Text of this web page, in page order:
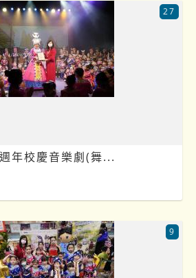
年校慶音樂劇(舞...
27
9